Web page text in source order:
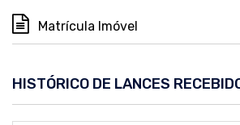
Matrícula Imóvel
HISTÓRICO DE LANCES